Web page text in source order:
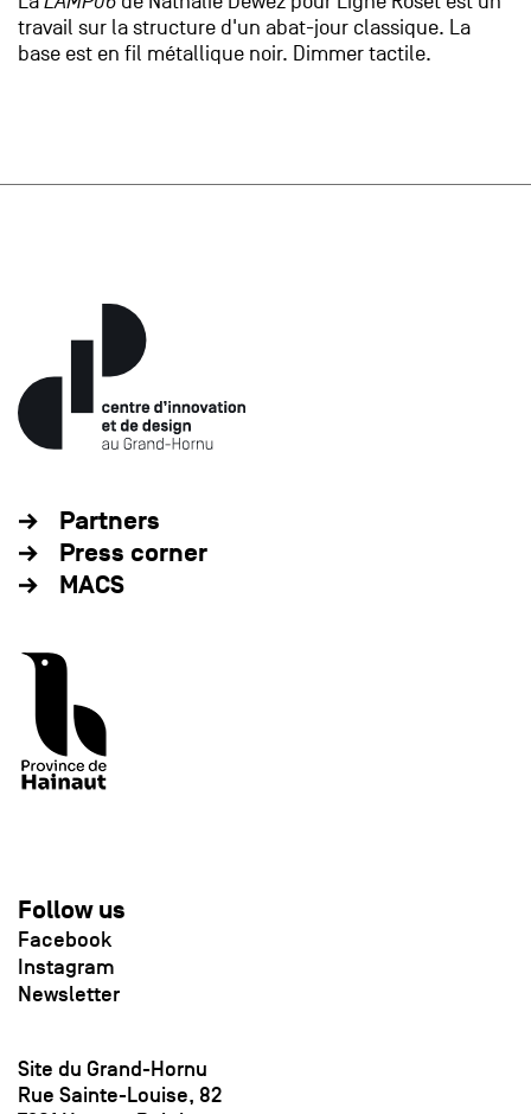
travail sur la structure d'un abat-jour classique. La
base est en fil métallique noir. Dimmer tactile.
Partners
Press corner
MACS
Follow us
Facebook
Instagram
Newsletter
Site du Grand-Hornu
Rue Sainte-Louise, 82